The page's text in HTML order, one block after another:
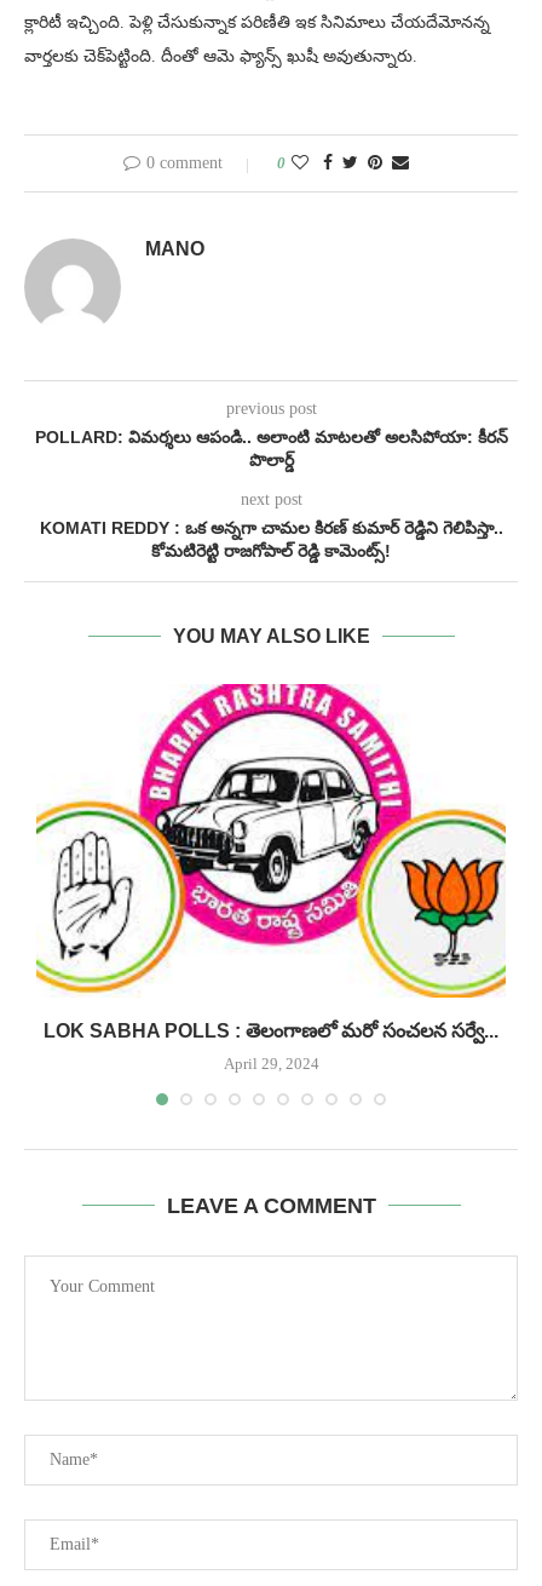
క్లారిటీ ఇచ్చింది. పెళ్లి చేసుకున్నాక పరిణీతి ఇక సినిమాలు చేయదేమోనన్న
వార్తలకు చెక్‌పెట్టింది. దీంతో ఆమె ఫ్యాన్స్ ఖుషీ అవుతున్నారు.
0 comment 0
MANO
previous post
POLLARD: విమర్శలు ఆపండి.. అలాంటి మాటలతో అలసిపోయా: కీరన్
పొలార్డ్
next post
KOMATI REDDY : ఒక అన్నగా చామల కిరణ్ కుమార్ రెడ్డిని గెలిపిస్తా..
కోమటిరెట్టి రాజగోపాల్ రెడ్డి కామెంట్స్!
YOU MAY ALSO LIKE
LOK SABHA POLLS : తెలంగాణలో మరో సంచలన సర్వే...
April 29, 2024
LEAVE A COMMENT